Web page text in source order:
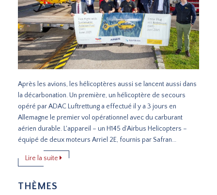
Après les avions, les hélicoptères aussi se lancent aussi dans
la décarbonation. Un première, un hélicoptère de secours
opéré par ADAC Luftrettung a effectué il y a 3 jours en
Allemagne le premier vol opérationnel avec du carburant
aérien durable. L'appareil – un H145 d’Airbus Helicopters –
équipé de deux moteurs Arriel 2E, fournis par Safran...
Lire la suite
THÈMES